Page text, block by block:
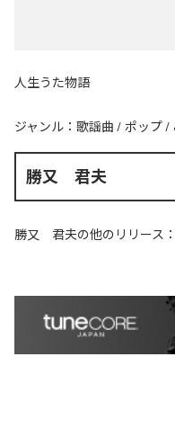
人生うた物語
ジャンル： 歌謡曲 / ポップ /
勝又 君夫
勝又 君夫の他のリリース：